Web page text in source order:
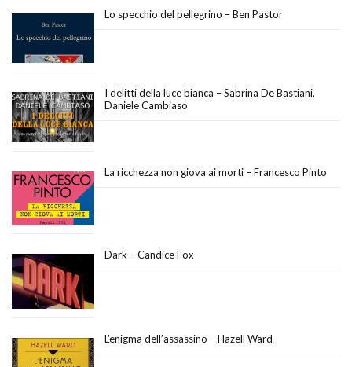
Lo specchio del pellegrino – Ben Pastor
I delitti della luce bianca – Sabrina De Bastiani,
Daniele Cambiaso
La ricchezza non giova ai morti – Francesco Pinto
Dark – Candice Fox
L’enigma dell’assassino – Hazell Ward